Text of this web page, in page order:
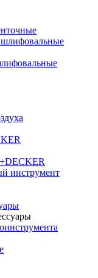
инструмент